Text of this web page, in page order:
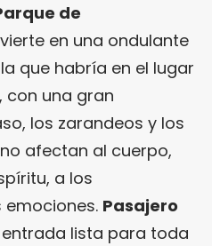
de
en una ondulante
que habría en el lugar
con una gran
los zarandeos y los
afectan al cuerpo,
a los
emociones. Pasajero
lista para toda